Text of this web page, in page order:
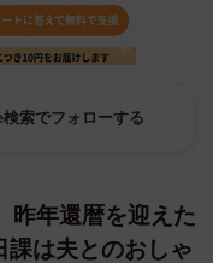
索でフォローする
年還暦を迎えた
は夫とのおしゃ